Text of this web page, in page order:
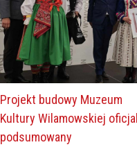
Projekt budowy Muzeum
Kultury Wilamowskiej
podsumowany